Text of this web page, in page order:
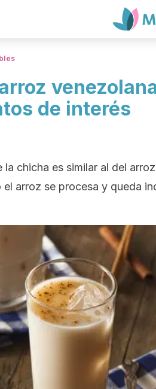
de interés
la chicha es similar al del
el arroz se procesa y queda